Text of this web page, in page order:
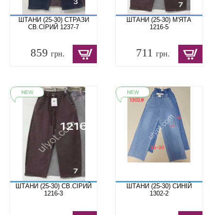
ШТАНИ (25-30) СТРАЗИ
СВ.СІРИЙ 1237-7
859 грн.
ШТАНИ (25-30) М'ЯТА
1216-5
711грн.
ШТАНИ (25-30) СВ.СІРИЙ
1216-3
ШТАНИ (25-30) СИНІЙ
1302-2